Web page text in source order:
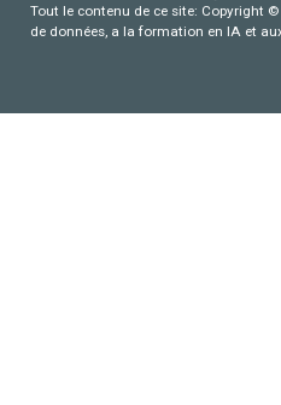
Tout le contenu de ce site: Copyright
de données, a la formation en IA et